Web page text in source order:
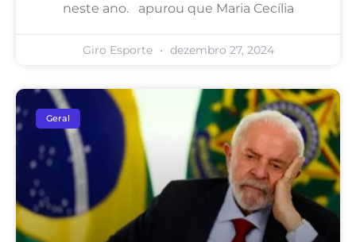
neste ano. apurou que Maria Cecília
Giro Esporte dezembro 27, 2024
Geral